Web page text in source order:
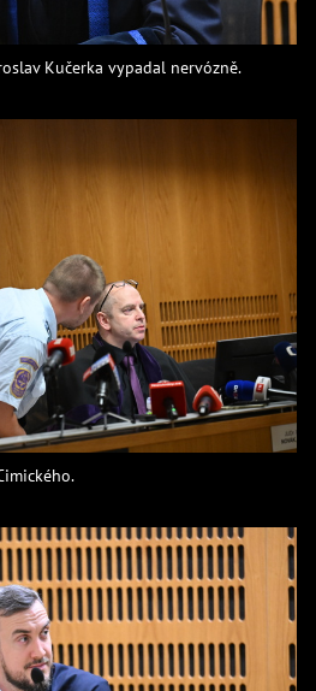
Kučerka vypadal nervózně.